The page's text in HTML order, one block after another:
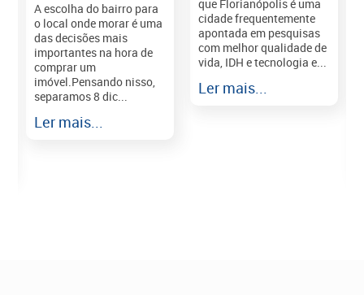
A escolha do bairro para
o local onde morar é uma
das decisões mais
importantes na hora de
comprar um
imóvel.Pensando nisso,
separamos 8 dic...
Ler mais...
que Florianópolis é uma
cidade frequentemente
apontada em pesquisas
com melhor qualidade de
vida, IDH e tecnologia e...
Ler mais...